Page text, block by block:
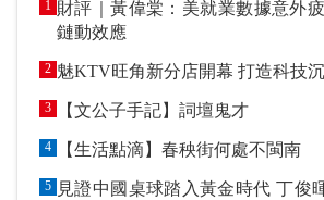
1 財評｜黃偉棠：美就業數據意外疲弱 美股與港
鏈動效應
2 魅KTV旺角新分店開幕 打造科技
3 【文公子手記】詞壇鬼才
4 【生活點滴】春秧街何處不閩南
5 見證中國桌球踏入黃金時代 丁俊暉：成就自己也照